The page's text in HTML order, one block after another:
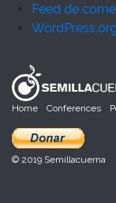
Feed de
WordPress.org
Home Conferences
© 2019 Semillacuerna